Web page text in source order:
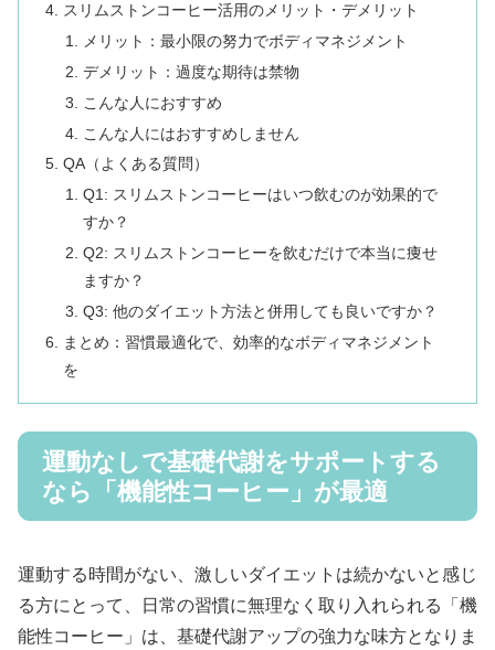
スリムストンコーヒー活用のメリット・デメリット
メリット：最小限の努力でボディマネジメント
デメリット：過度な期待は禁物
こんな人におすすめ
こんな人にはおすすめしません
QA（よくある質問）
Q1: スリムストンコーヒーはいつ飲むのが効果的で
すか？
Q2: スリムストンコーヒーを飲むだけで本当に痩せ
ますか？
Q3: 他のダイエット方法と併用しても良いですか？
まとめ：習慣最適化で、効率的なボディマネジメント
を
運動なしで基礎代謝をサポートする
なら「機能性コーヒー」が最適
運動する時間がない、激しいダイエットは続かないと感じ
る方にとって、日常の習慣に無理なく取り入れられる「機
能性コーヒー」は、基礎代謝アップの強力な味方となりま